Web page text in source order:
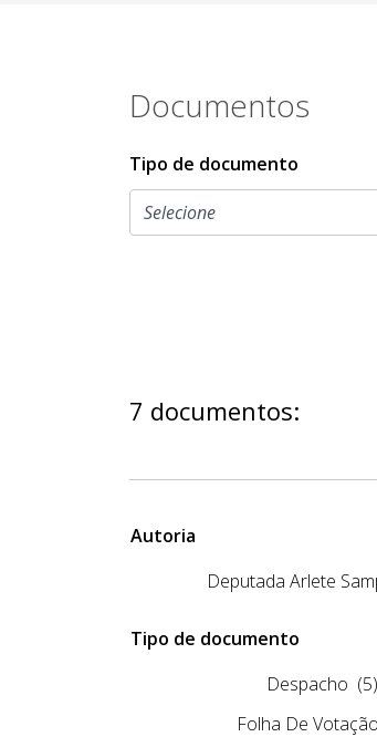
Documentos
Tipo de documento
7 documentos:
Autoria
Deputada Arlete
Tipo de documento
Despacho (5)
Folha De Votação